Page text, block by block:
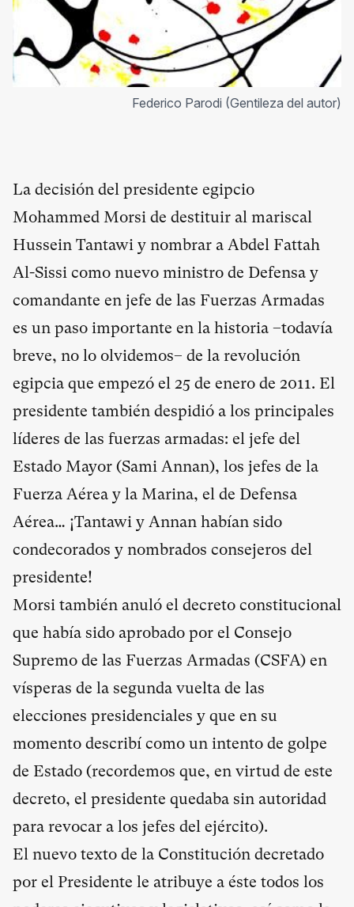
Federico Parodi (Gentileza del autor)
La decisión del presidente egipcio
Mohammed Morsi de destituir al mariscal
Hussein Tantawi y nombrar a Abdel Fattah
Al-Sissi como nuevo ministro de Defensa y
comandante en jefe de las Fuerzas Armadas
es un paso importante en la historia –todavía
breve, no lo olvidemos– de la revolución
egipcia que empezó el 25 de enero de 2011. El
presidente también despidió a los principales
líderes de las fuerzas armadas: el jefe del
Estado Mayor (Sami Annan), los jefes de la
Fuerza Aérea y la Marina, el de Defensa
Aérea… ¡Tantawi y Annan habían sido
condecorados y nombrados consejeros del
presidente!
Morsi también anuló el decreto constitucional
que había sido aprobado por el Consejo
Supremo de las Fuerzas Armadas (CSFA) en
vísperas de la segunda vuelta de las
elecciones presidenciales y que en su
momento describí como un intento de golpe
de Estado (recordemos que, en virtud de este
decreto, el presidente quedaba sin autoridad
para revocar a los jefes del ejército).
El nuevo texto de la Constitución decretado
por el Presidente le atribuye a éste todos los